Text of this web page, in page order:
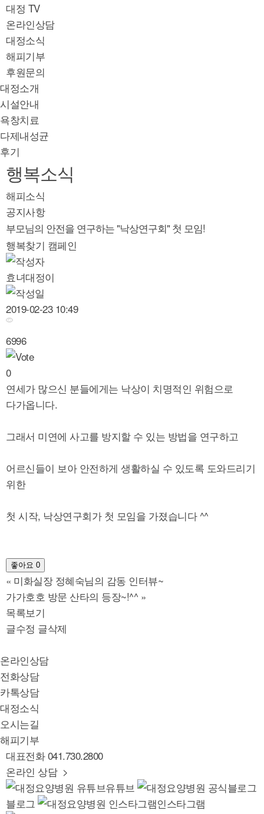
대정 TV
온라인상담
대정소식
해피기부
후원문의
대정소개
시설안내
욕창치료
다제내성균
후기
행복소식
해피소식
공지사항
부모님의 안전을 연구하는 "낙상연구회" 첫 모임!
행복찾기 캠페인
효녀대정이
2019-02-23 10:49
6996
0
연세가 많으신 분들에게는 낙상이 치명적인 위험으로
다가옵니다.
그래서 미연에 사고를 방지할 수 있는 방법을 연구하고
어르신들이 보아 안전하게 생활하실 수 있도록 도와드리기
위한
첫 시작, 낙상연구회가 첫 모임을 가졌습니다 ^^
좋아요 0
« 미화실장 정혜숙님의 감동 인터뷰~
가가호호 방문 산타의 등장~!^^ »
목록보기
글수정 글삭제
온라인상담
전화상담
카톡상담
대정소식
오시는길
해피기부
대표전화 041.730.2800
온라인 상담 >
유튜브
블로그
인스타그램